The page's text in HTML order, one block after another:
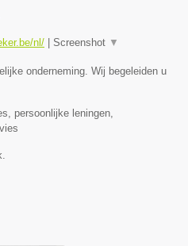
nl/ Screenshot ▼
onderneming. Wij begeleiden u
persoonlijke leningen,